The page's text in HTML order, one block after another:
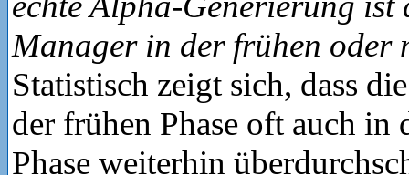
Manager in der frühen oder
Statistisch zeigt sich, dass
der frühen Phase oft auch in
Phase weiterhin